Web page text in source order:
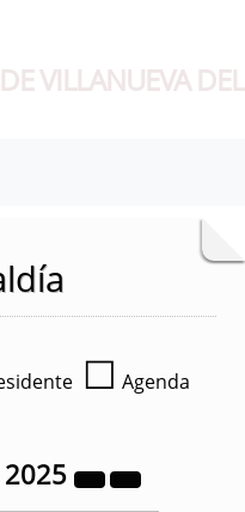
VILLANUEVA
☐ Agenda
2025